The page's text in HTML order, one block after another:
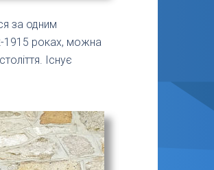
за одним
1915 роках, можна
Існує